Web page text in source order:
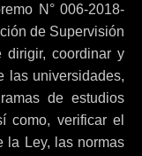
N° 006-2018-
de Supervisión
coordinar y
las universidades,
de estudios
como, verificar el
la Ley, las normas